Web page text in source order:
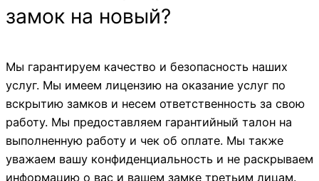
замок на новый?
Мы гарантируем качество и безопасность наших
услуг. Мы имеем лицензию на оказание услуг по
вскрытию замков и несем ответственность за свою
работу. Мы предоставляем гарантийный талон на
выполненную работу и чек об оплате. Мы также
уважаем вашу конфиденциальность и не раскрываем
информацию о вас и вашем замке третьим лицам.